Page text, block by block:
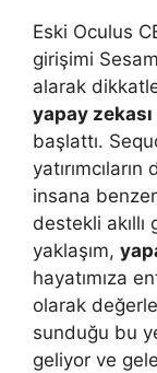
Eski Oculus
girişimi
alarak
yapay zekası
başlattı.
insana
destekli
yaklaşım,
hayatımıza
olarak
sunduğu bu
geliyor ve